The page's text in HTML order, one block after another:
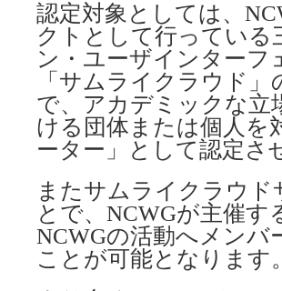
認定対象としては、
クトとして行っている
ン・ユーザインターフ
「サムライクラウド
で、アカデミックな立
ける団体または個人を
ーター」として認定さ
またサムライクラウ
とで、NCWGが主催
NCWGの活動へメンバ
ことが可能となります。